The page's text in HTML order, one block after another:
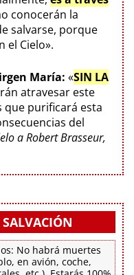
conocerán la
salvarse, porque
el Cielo».
María: «SIN LA
atravesar este
que purificará esta
del
a Robert Brasseur,
No habrá muertes
en avión, coche,